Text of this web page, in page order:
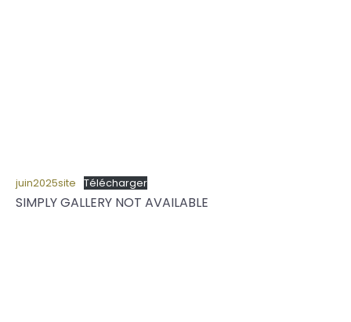
juin2025site Télécharger
SIMPLY GALLERY NOT AVAILABLE